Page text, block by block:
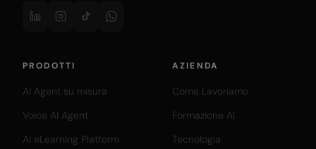
PRODOTTI
AI Agent su misura
Voice AI Agent
AI eLearning Platform
AZIENDA
Come Lavoriamo
Formazione AI
Tecnologia